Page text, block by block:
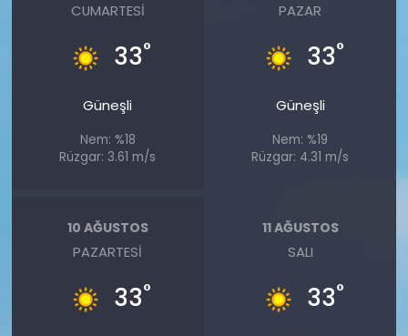
CUMARTESI
33°
Güneşli
Nem: %18
Rüzgar: 3.61 m/s
PAZAR
33°
Güneşli
Nem: %19
Rüzgar: 4.31 m/s
10 AĞUSTOS
PAZARTESI
33°
11 AĞUSTOS
SALI
33°